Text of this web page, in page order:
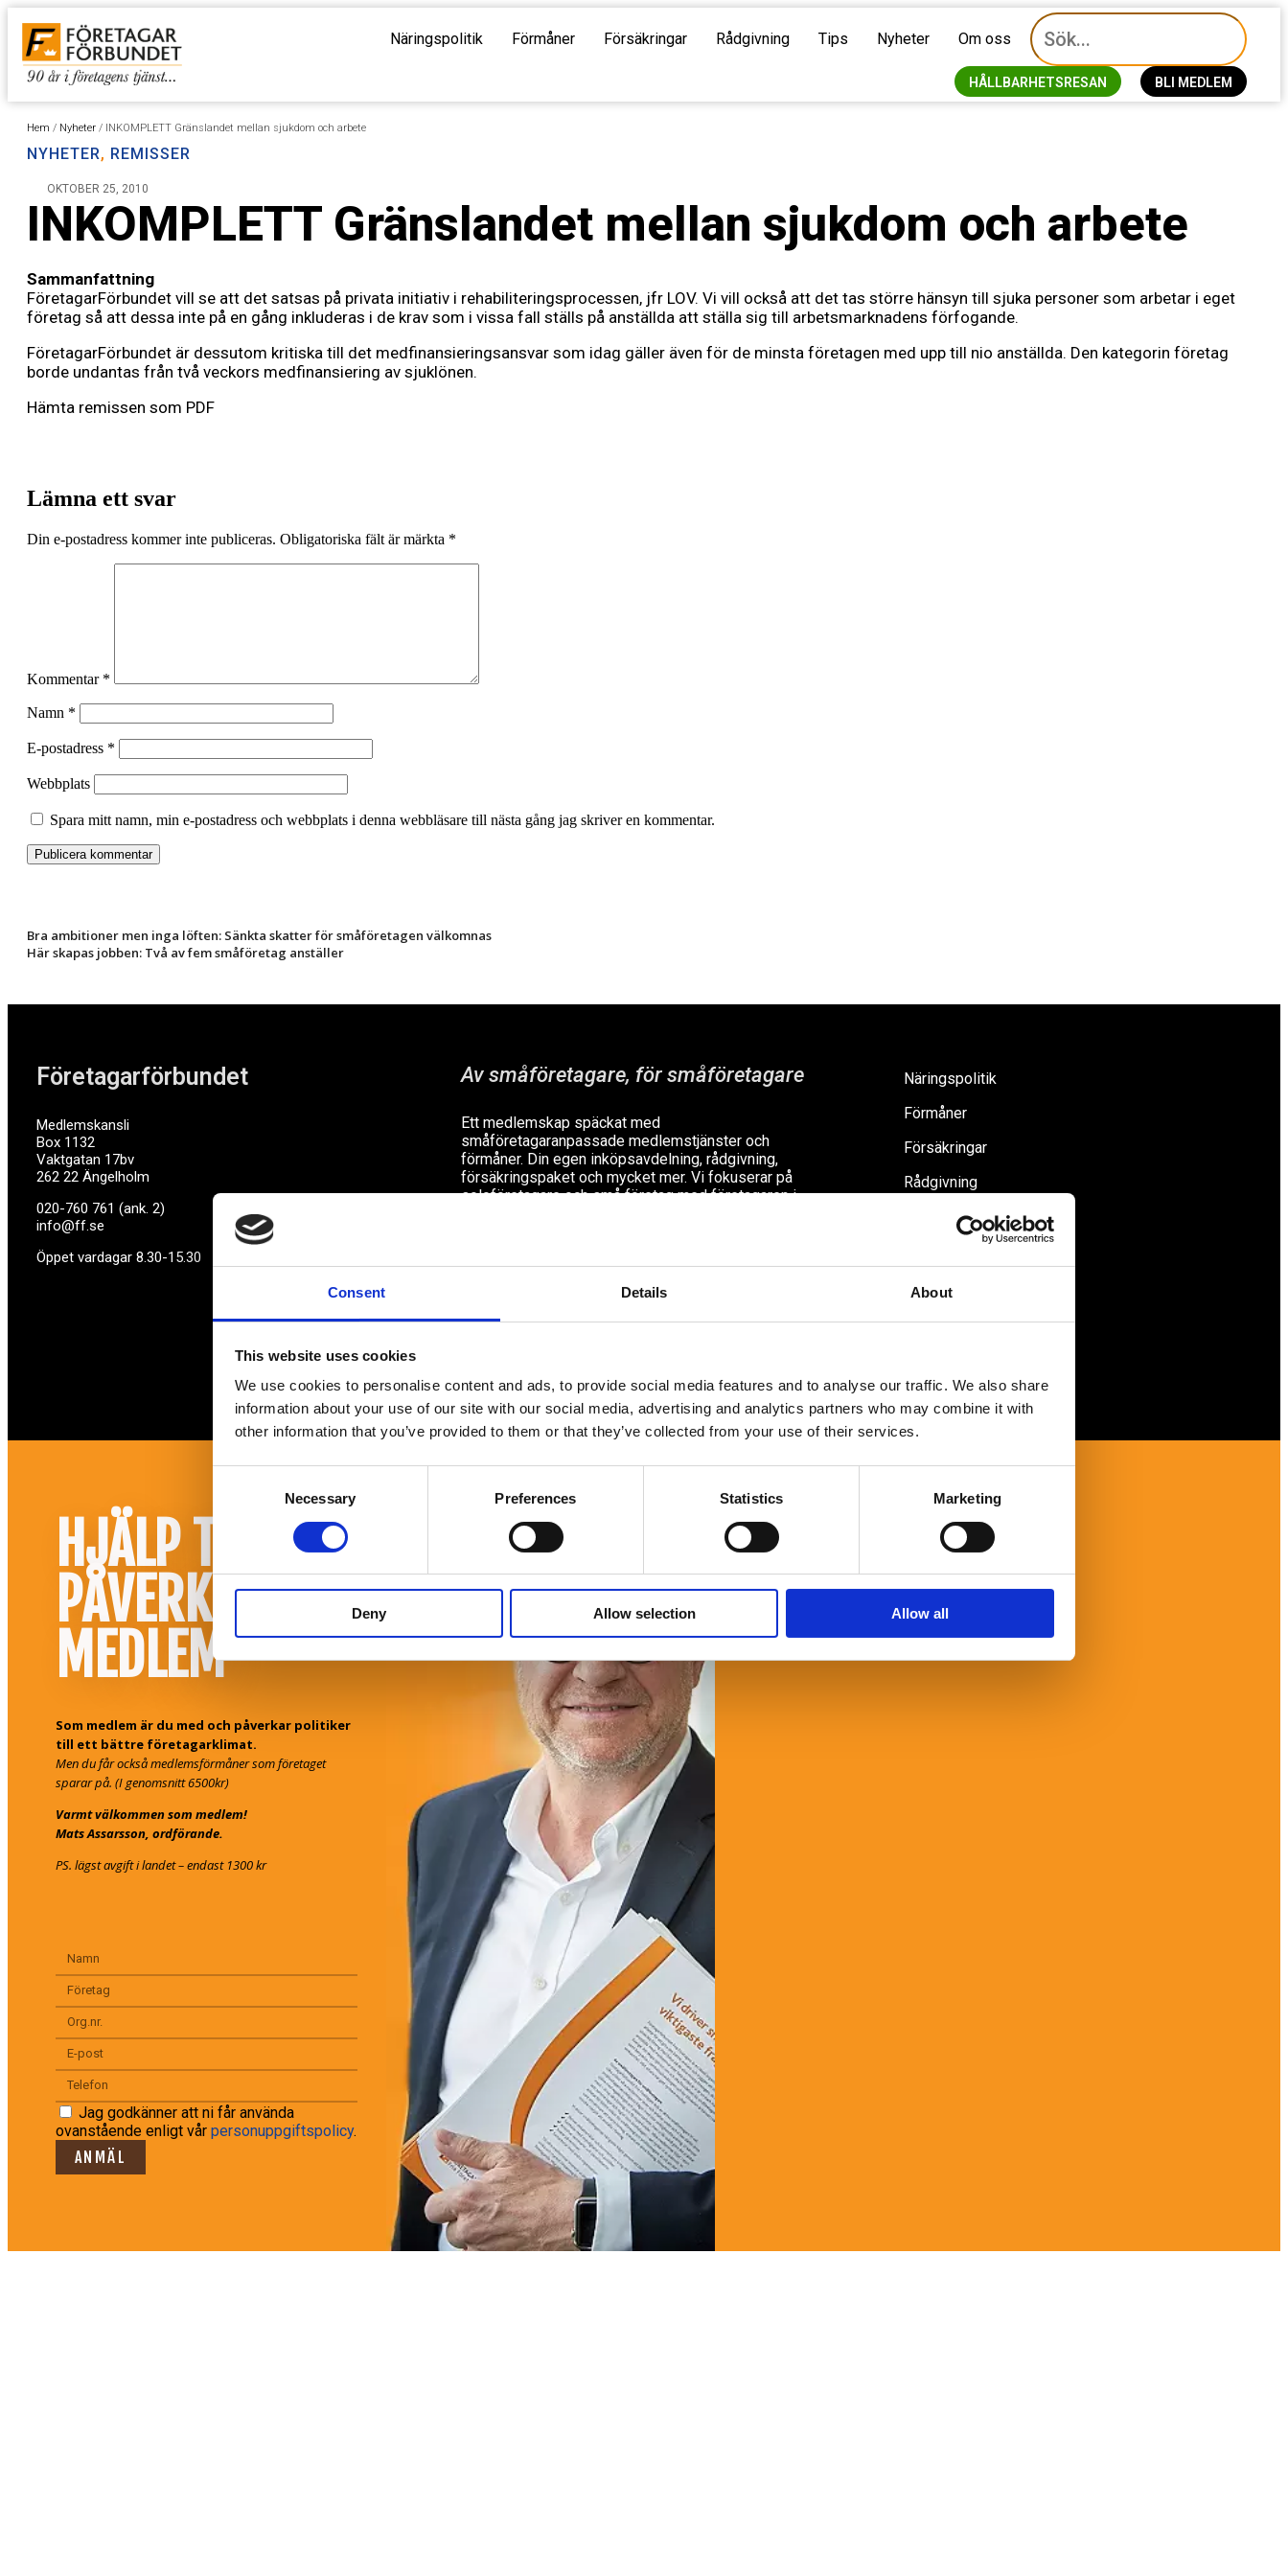
Consent Details About
This website uses cookies
We use cookies to personalise content and ads, to provide social media features and to analyse our traffic. We also share
information about your use of our site with our social media, advertising and analytics partners who may combine it with
other information that you’ve provided to them or that they’ve collected from your use of their services.
Necessary Preferences Statistics Marketing
Deny Allow selection Allow all
Näringspolitik Förmåner Försäkringar Rådgivning Tips Nyheter Om oss
HÅLLBARHETSRESAN BLI MEDLEM
Hem / Nyheter / INKOMPLETT Gränslandet mellan sjukdom och arbete
NYHETER, REMISSER
OKTOBER 25, 2010
INKOMPLETT Gränslandet mellan sjukdom och arbete
Sammanfattning
FöretagarFörbundet vill se att det satsas på privata initiativ i rehabiliteringsprocessen, jfr LOV. Vi vill också att det tas större hänsyn till sjuka personer som arbetar i eget
företag så att dessa inte på en gång inkluderas i de krav som i vissa fall ställs på anställda att ställa sig till arbetsmarknadens förfogande.
FöretagarFörbundet är dessutom kritiska till det medfinansieringsansvar som idag gäller även för de minsta företagen med upp till nio anställda. Den kategorin företag
borde undantas från två veckors medfinansiering av sjuklönen.
Hämta remissen som PDF
Lämna ett svar
Din e-postadress kommer inte publiceras. Obligatoriska fält är märkta *
Kommentar *
Namn *
E-postadress *
Webbplats
Spara mitt namn, min e-postadress och webbplats i denna webbläsare till nästa gång jag skriver en kommentar.
Bra ambitioner men inga löften: Sänkta skatter för småföretagen välkomnas
Här skapas jobben: Två av fem småföretag anställer
Företagarförbundet
Medlemskansli
Box 1132
Vaktgatan 17bv
262 22 Ängelholm
020-760 761 (ank. 2)
info@ff.se
Öppet vardagar 8.30-15.30
Av småföretagare, för småföretagare
Ett medlemskap späckat med
småföretagaranpassade medlemstjänster och
förmåner. Din egen inköpsavdelning, rådgivning,
försäkringspaket och mycket mer. Vi fokuserar på
soloföretagare och små företag med företagaren i
Näringspolitik
Förmåner
Försäkringar
Rådgivning
Om oss
© Fria Företagare|Wapp Media AB
HJÄLP TILL ATT
PÅVERKA! BLI
MEDLEM
Som medlem är du med och påverkar politiker
till ett bättre företagarklimat.
Men du får också medlemsförmåner som företaget
sparar på. (I genomsnitt 6500kr)
Varmt välkommen som medlem!
Mats Assarsson, ordförande.
PS. lägst avgift i landet – endast 1300 kr
Jag godkänner att ni får använda
ovanstående enligt vår personuppgiftspolicy.
ANMÄL